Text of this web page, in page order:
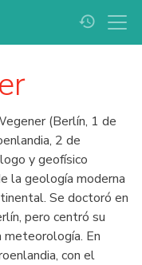
history
(Berlín, 1 de
2 de
y geofísico
la geología moderna
Se doctoró en
pero centró su
meteorología. En
con el